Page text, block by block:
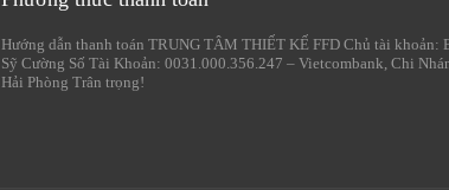
Hướng dẫn thanh toán TRUNG TÂM THIẾT KẾ FFD Chủ tài khoản:
Sỹ Cường Số Tài Khoản: 0031.000.356.247 – Vietcombank, Chi
Hải Phòng Trân trọng!